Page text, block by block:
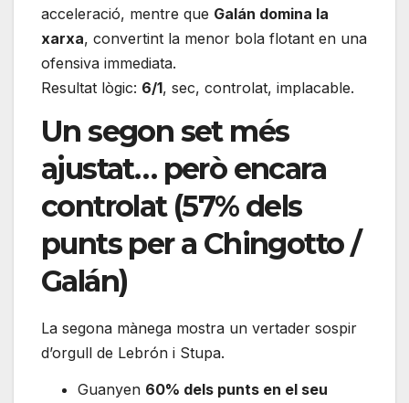
acceleració, mentre que Galán domina la
xarxa, convertint la menor bola flotant en una
ofensiva immediata.
Resultat lògic: 6/1, sec, controlat, implacable.
Un segon set més
ajustat… però encara
controlat (57% dels
punts per a Chingotto /
Galán)
La segona mànega mostra un vertader sospir
d’orgull de Lebrón i Stupa.
Guanyen 60% dels punts en el seu